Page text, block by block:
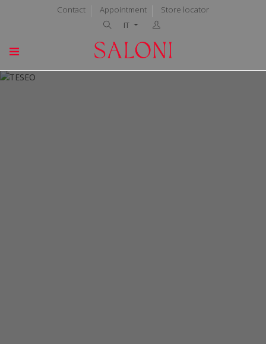
Contact Appointment
Store locator
IT